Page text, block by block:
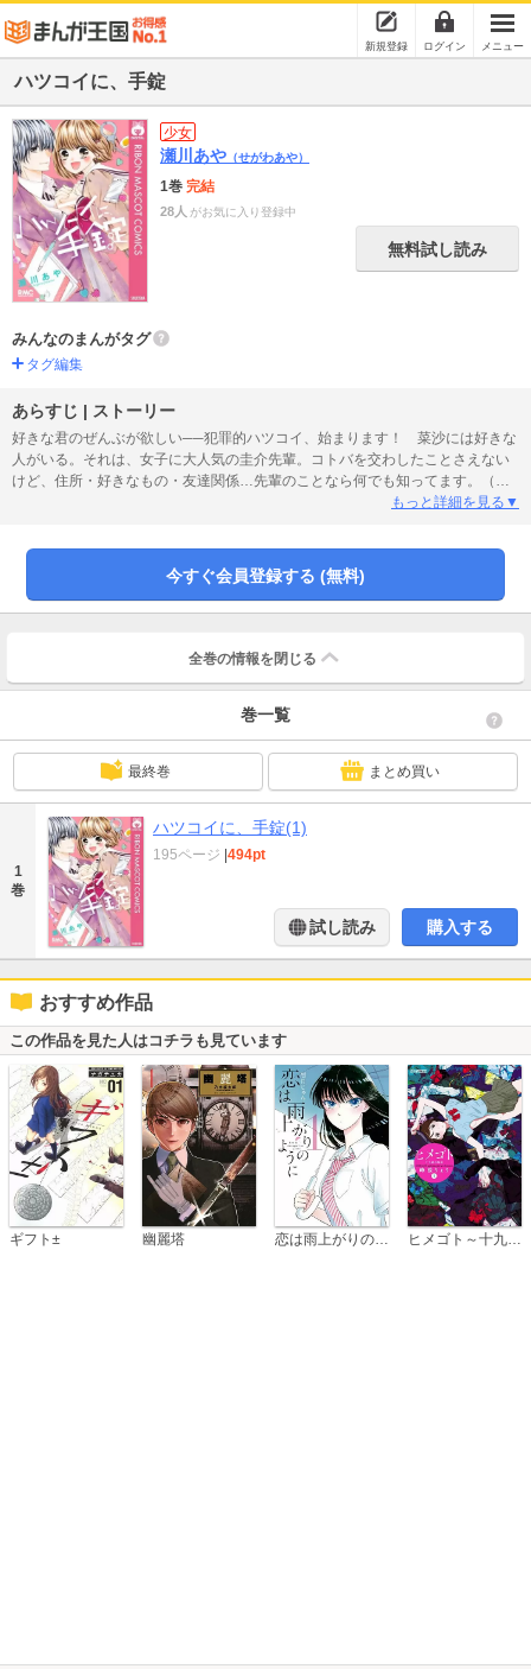
新規登録 ログイン メニュー
ハツコイに、手錠
少女
瀬川あや （せがわあや）
1巻 完結
28人 がお気に入り登録中
無料試し読み
みんなのまんがタグ
タグ編集
あらすじ | ストーリー
好きな君のぜんぶが欲しい──犯罪的ハツコイ、始まります！ 菜沙には好きな
人がいる。それは、女子に大人気の圭介先輩。コトバを交わしたことさえない
けど、住所・好きなもの・友達関係…先輩のことなら何でも知ってます。（っ
て、これってストーカー!?） ところが、先輩の弟で極悪ドS男・千博に、犯罪
単行本化の希望殺到！ 傑作読みきり2本も同時収録!! 【同時収録】太陽くん
もっと詳細を見る▼
今すぐ会員登録する (無料)
全巻の情報を 閉じる
巻一覧
最終巻 まとめ買い
1
巻
ハツコイに、手錠(1)
195ページ 494pt
試し読み 購入する
おすすめ作品
この作品を見た人はコチラも見ています
ギフト± 幽麗塔 恋は雨上がりのように ヒメゴト～十九歳の制服～